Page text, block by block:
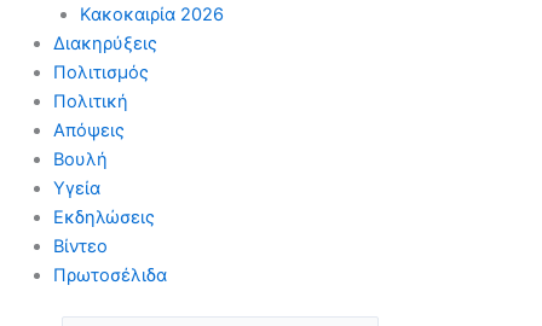
Κακοκαιρία 2026
Διακηρύξεις
Πολιτισμός
Πολιτική
Απόψεις
Βουλή
Υγεία
Εκδηλώσεις
Βίντεο
Πρωτοσέλιδα